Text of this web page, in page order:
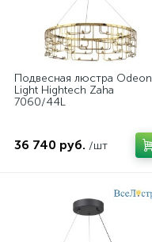
Подвесная люстра Odeon
Light Hightech Zaha
7060/44L
36 740 руб. /шт